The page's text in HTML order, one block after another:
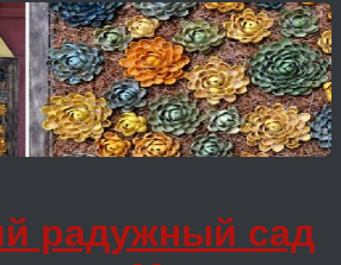
радужный сад